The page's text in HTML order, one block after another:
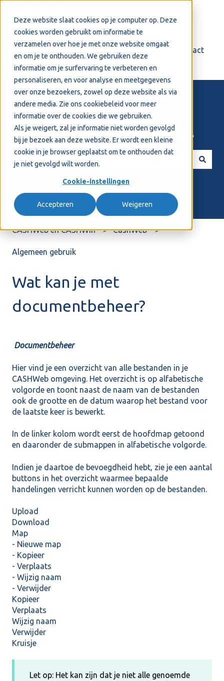
Deze website slaat cookies op je computer op. Deze
cookies worden gebruikt om informatie te
verzamelen over hoe je met onze website omgaat
en om je te onthouden. We gebruiken deze
informatie om je surfervaring te verbeteren en
personaliseren, en voor analyse en meetgegevens
over onze bezoekers, zowel op deze website als via
andere media. Zie ons cookiebeleid voor meer
informatie over de cookies die we gebruiken.
Als je weigert, zal je informatie niet worden gevolgd
bij je bezoek aan deze website. Er wordt een kleine
cookie in je browser geplaatst om te onthouden dat
je niet gevolgd wilt worden.
Cookie-instellingen
Accepteren Weigeren
Support Contact
Welkom! Hoe kunnen we je helpen?
CASHWeb en CASHWin CashWeb
Algemeen gebruik
Wat kan je met
documentbeheer?
Documentbeheer
Hier vind je een overzicht van alle bestanden in je
CASHWeb omgeving. Het overzicht is op alfabetische
volgorde en toont naast de naam van de bestanden
ook de grootte en de datum waarop het bestand voor
de laatste keer is bewerkt.
In de linker kolom wordt eerst de hoofdmap getoond
en daaronder de submappen in alfabetische volgorde.
Indien je daartoe de bevoegdheid hebt, zie je een aantal
buttons in het overzicht waarmee bepaalde
handelingen verricht kunnen worden op de bestanden.
Upload
Download
Map
- Nieuwe map
- Kopieer
- Verplaats
- Wijzig naam
- Verwijder
Kopieer
Verplaats
Wijzig naam
Verwijder
Kruisje
Let op: Het kan zijn dat je niet alle genoemde